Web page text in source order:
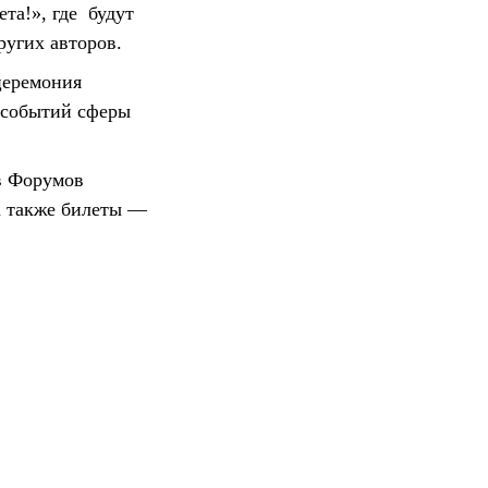
где будут
авторов.
сферы
Форумов
также билеты —